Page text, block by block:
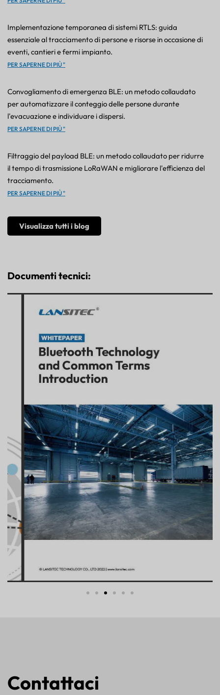
Implementazione temporanea di sistemi RTLS: guida
essenziale al tracciamento di persone e risorse in occasione di
eventi, cantieri e fermi impianto.
PER SAPERNE DI PIÙ "
Convogliamento di emergenza BLE: un metodo collaudato
per automatizzare il conteggio delle persone durante
l'evacuazione e individuare i dispersi.
PER SAPERNE DI PIÙ "
Filtraggio del payload BLE: un metodo collaudato per ridurre
il tempo di trasmissione LoRaWAN e migliorare l'efficienza del
tracciamento.
PER SAPERNE DI PIÙ "
Visualizza tutti i blog
Documenti tecnici:
Contattaci